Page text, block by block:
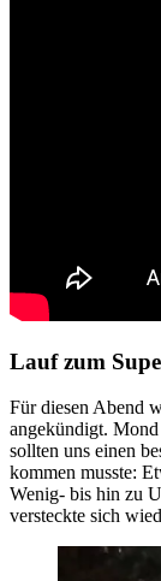
Lauf zum
Für diesen Abend
angekündigt. Mond
sollten uns einen
kommen musste:
Wenig- bis hin zu
versteckte sich